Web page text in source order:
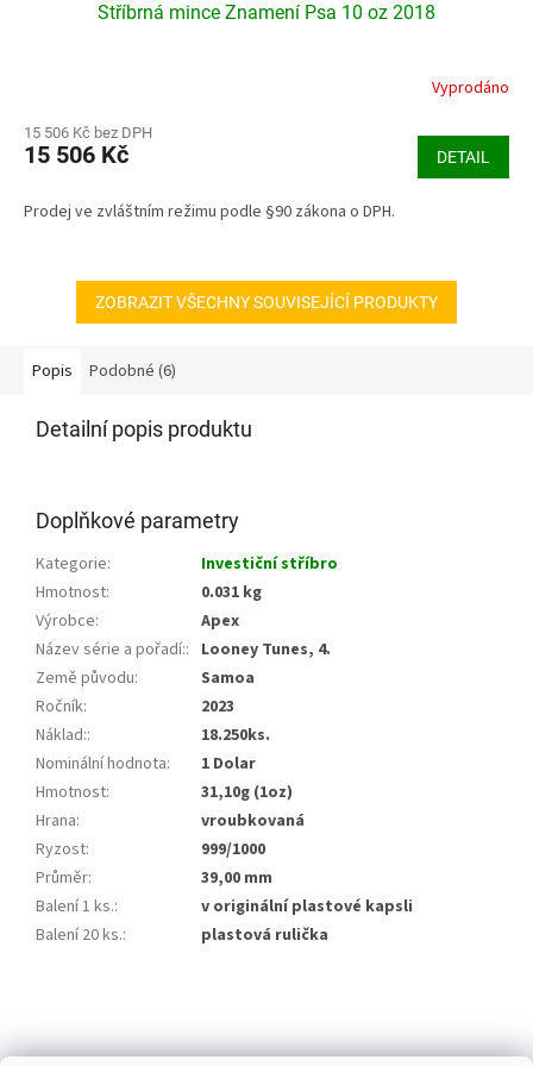
Stříbrná mince Znamení Psa 10 oz 2018
Vyprodáno
15 506 Kč bez DPH
15 506 Kč DETAIL
Prodej ve zvláštním režimu podle §90 zákona o DPH.
ZOBRAZIT VŠECHNY SOUVISEJÍCÍ PRODUKTY
Popis Podobné (6)
Detailní popis produktu
Doplňkové parametry
Kategorie:
Investiční stříbro
Hmotnost:
0.031 kg
Výrobce:
Apex
Název série a pořadí:: Looney Tunes, 4.
Země původu:
Samoa
Ročník:
2023
Náklad::
18.250ks.
Nominální hodnota:
1 Dolar
Hmotnost:
31,10g (1oz)
Hrana:
vroubkovaná
Ryzost:
999/1000
Průměr:
39,00 mm
Balení 1 ks.:
v originální plastové kapsli
Balení 20 ks.: plastová rulička
p